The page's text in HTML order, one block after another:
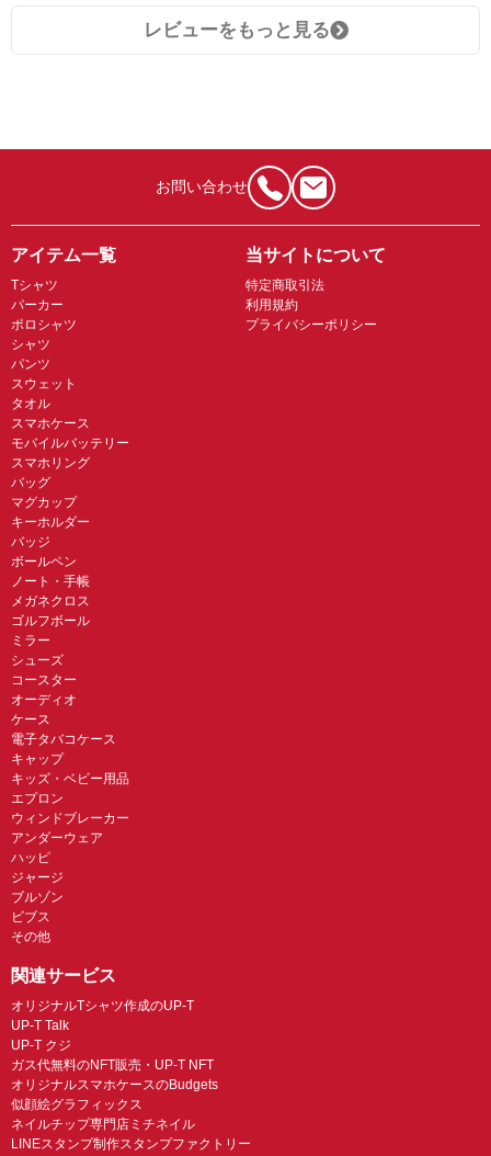
レビューをもっと見る
お問い合わせ
アイテム一覧
Tシャツ
パーカー
ポロシャツ
シャツ
パンツ
スウェット
タオル
スマホケース
モバイルバッテリー
スマホリング
バッグ
マグカップ
キーホルダー
バッジ
ボールペン
ノート・手帳
メガネクロス
ゴルフボール
ミラー
シューズ
コースター
オーディオ
ケース
電子タバコケース
キャップ
キッズ・ベビー用品
エプロン
ウィンドブレーカー
アンダーウェア
ハッピ
ジャージ
ブルゾン
ビブス
その他
当サイトについて
特定商取引法
利用規約
プライバシーポリシー
関連サービス
オリジナルTシャツ作成のUP-T
UP-T Talk
UP-T クジ
ガス代無料のNFT販売・UP-T NFT
オリジナルスマホケースのBudgets
似顔絵グラフィックス
ネイルチップ専門店ミチネイル
LINEスタンプ制作スタンプファクトリー